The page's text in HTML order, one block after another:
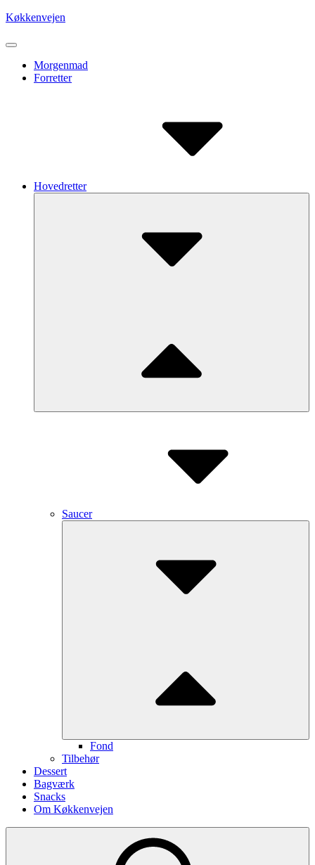
Skip
content
Køkkenvejen
Site
Navigation
Site
Navigation
Morgenmad
Forretter
Hovedretter
Saucer
Fond
Tilbehør
Dessert
Bagværk
Snacks
Om Køkkenvejen